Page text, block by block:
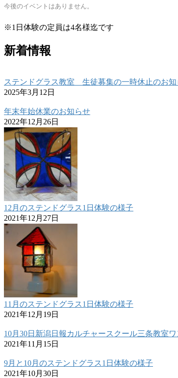
今後のイベントはありません。
※1日体験の定員は4名様迄です
新着情報
ステンドグラス教室 生徒募集の一時休止のお知
2025年3月12日
年末年始休業のお知らせ
2022年12月26日
12月のステンドグラス1日体験の様子
2021年12月27日
11月のステンドグラス1日体験の様子
2021年12月19日
10月30日新潟日報カルチャースクール三条教室
2021年11月15日
9月と10月のステンドグラス1日体験の様子
2021年10月30日